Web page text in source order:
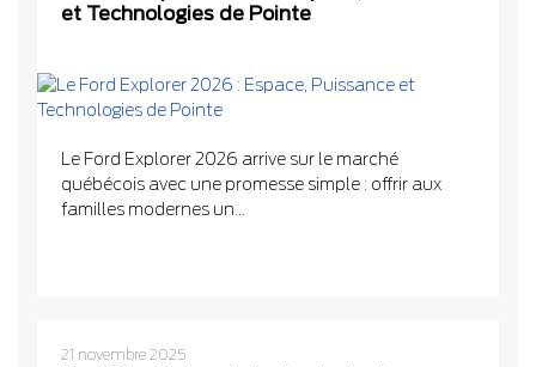
et Technologies de Pointe
Le Ford Explorer 2026 arrive sur le marché
québécois avec une promesse simple : offrir aux
familles modernes un...
21 novembre 2025